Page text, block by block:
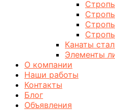
Канаты
Элементы
О компании
Наши работы
Контакты
Блог
Объявления